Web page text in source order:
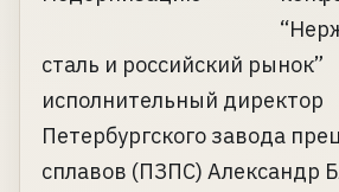
сталь и российский рынок”
исполнительный директор
Петербургского завода
сплавов (ПЗПС) Александр